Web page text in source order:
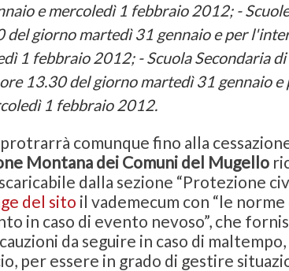
e mercoledì 1 febbraio 2012; -
del giorno martedì 31 gennaio e per
1 febbraio 2012; - Scuola Secondaria
13.30 del giorno martedì 31 gennaio
1 febbraio 2012.
protrarrà comunque fino alla
Montana dei Comuni del Mugello
dalla sezione “Protezione
del sito il vademecum con “le norme
in caso di evento nevoso”, che
da seguire in caso di
per essere in grado di gestire